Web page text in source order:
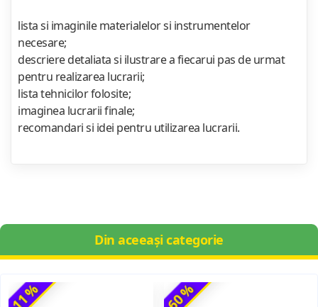
lista si imaginile materialelor si instrumentelor
necesare;
descriere detaliata si ilustrare a fiecarui pas de urmat
pentru realizarea lucrarii;
lista tehnicilor folosite;
imaginea lucrarii finale;
recomandari si idei pentru utilizarea lucrarii.
Din aceeași categorie
-11 % -60 %